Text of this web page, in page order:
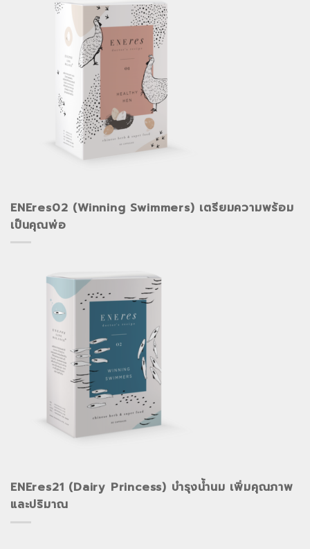
ENEres02 (Winning Swimmers) เตรียมความพร้อม
เป็นคุณพ่อ
ENEres21 (Dairy Princess) บำรุงน้ำนม เพิ่มคุณภาพ
และปริมาณ